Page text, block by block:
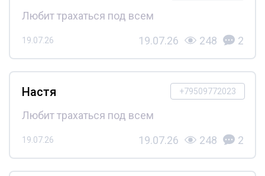
Любит трахаться под всем
19.07.26 19.07.26 248 2
+79509772023
Настя
Любит трахаться под всем
19.07.26 19.07.26 248 2